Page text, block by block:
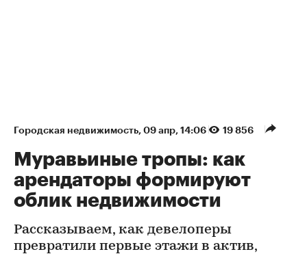
Городская недвижимость 09 апр, 14:06 19 856
Муравьиные тропы: как
арендаторы формируют
облик недвижимости
Рассказываем, как девелоперы
превратили первые этажи в актив,